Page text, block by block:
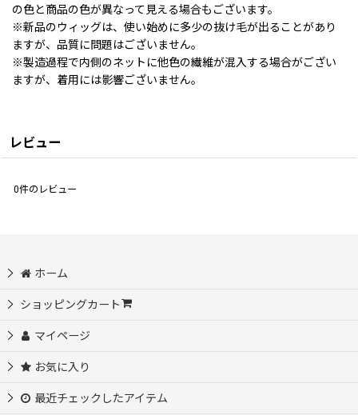
の色と商品の色が異なって見える場合もございます。
※新品のウィッグは、使い始めに多少の抜け毛が出ることがあり
ますが、品質に問題はございません。
※製造過程で内側のネットに他色の繊維が混入する場合がござい
ますが、着用には影響ございません。
レビュー
0件のレビュー
ホーム
ショッピングカート
マイページ
お気に入り
最近チェックしたアイテム